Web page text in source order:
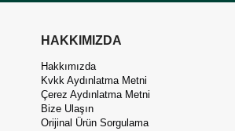
HAKKIMIZDA
Hakkımızda
Kvkk Aydınlatma Metni
Çerez Aydınlatma Metni
Bize Ulaşın
Orijinal Ürün Sorgulama